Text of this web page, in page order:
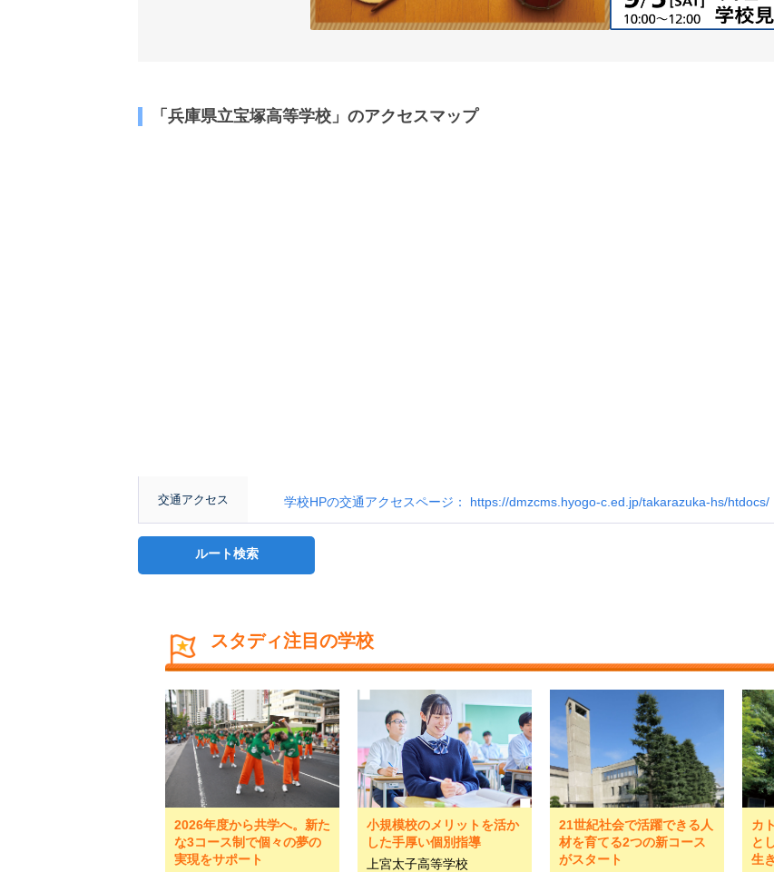
「兵庫県立宝塚高等学校」のアクセスマップ
交通アクセス 学校HPの交通アクセスページ： https://dmzcms.hyogo-c.ed.jp/takarazuka-hs/htdocs/
ルート検索
スタディ注目の学校
2026年度から共学へ。新た
な3コース制で個々の夢の
実現をサポート
小規模校のメリットを活か
した手厚い個別指導
上宮太子高等学校
21世紀社会で活躍できる人
材を育てる2つの新コース
がスタート
カ
と
生